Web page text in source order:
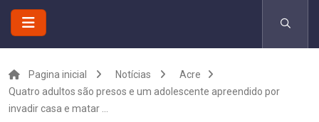
Pagina inicial Notícias
Acre
Quatro adultos são presos e um adolescente apreendido por
invadir casa e matar ...